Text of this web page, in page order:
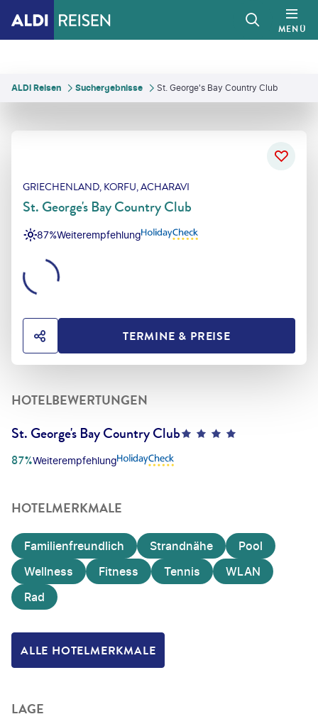
MENÜ
ALDI Reisen Suchergebnisse St. George's Bay Country Club
GRIECHENLAND, KORFU, ACHARAVI
St. George's Bay Country Club
Weiterempfehlung
87%
HOTEL TEILENTERMINE & PREISE
HOTELBEWERTUNGEN
St. George's Bay Country Club
Weiterempfehlung
87%
HOTELMERKMALE
Familienfreundlich Strandnähe
Pool
Wellness
Fitness Tennis
WLAN
Rad
ALLE HOTELMERKMALE
LAGE